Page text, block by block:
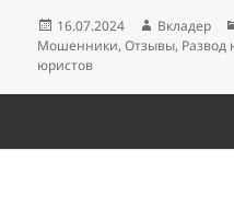
Опубликовано
16.07.2024 Автор
Вкладер
Мошенники,Отзывы, Развод
юристов